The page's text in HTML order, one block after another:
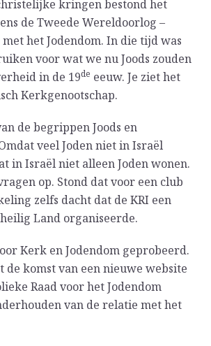
kringen bestond het
de Tweede Wereldoorlog –
het Jodendom. In die tijd was
voor wat we nu Joods zouden
in de 19de eeuw. Je ziet het
Kerkgenootschap.
de begrippen Joods en
veel Joden niet in Israël
in Israël niet alleen Joden wonen.
op. Stond dat voor een club
zelfs dacht dat de KRI een
Land organiseerde.
Kerk en Jodendom geprobeerd.
de komst van een nieuwe website
Raad voor het Jodendom
van de relatie met het